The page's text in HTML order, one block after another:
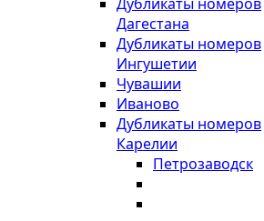
Дагестана
Дубликаты номеров
Ингушетии
Чувашии
Иваново
Дубликаты номеров
Карелии
Петрозаводск